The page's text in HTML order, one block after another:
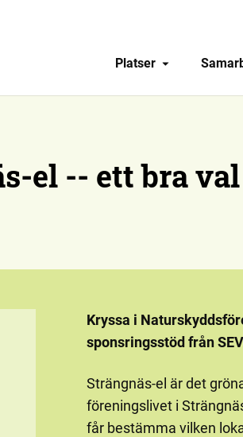
Platser
el -- ett bra
Kryssa i
sponsringsstöd från
Strängnäs-el är det
föreningslivet i
får bestämma vilken